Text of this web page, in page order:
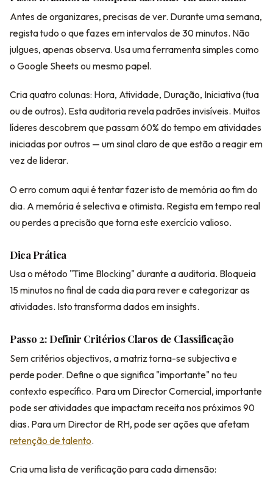
Antes de organizares, precisas de ver. Durante uma semana,
regista tudo o que fazes em intervalos de 30 minutos. Não
julgues, apenas observa. Usa uma ferramenta simples como
o Google Sheets ou mesmo papel.
Cria quatro colunas: Hora, Atividade, Duração, Iniciativa (tua
ou de outros). Esta auditoria revela padrões invisíveis. Muitos
líderes descobrem que passam 60% do tempo em atividades
iniciadas por outros — um sinal claro de que estão a reagir em
vez de liderar.
O erro comum aqui é tentar fazer isto de memória ao fim do
dia. A memória é selectiva e otimista. Regista em tempo real
ou perdes a precisão que torna este exercício valioso.
Dica Prática
Usa o método "Time Blocking" durante a auditoria. Bloqueia
15 minutos no final de cada dia para rever e categorizar as
atividades. Isto transforma dados em insights.
Passo 2: Definir Critérios Claros de Classificação
Sem critérios objectivos, a matriz torna-se subjectiva e
perde poder. Define o que significa "importante" no teu
contexto específico. Para um Director Comercial, importante
pode ser atividades que impactam receita nos próximos 90
dias. Para um Director de RH, pode ser ações que afetam
retenção de talento.
Cria uma lista de verificação para cada dimensão: